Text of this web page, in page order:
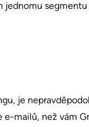
jednomu
je
mailů, než vám